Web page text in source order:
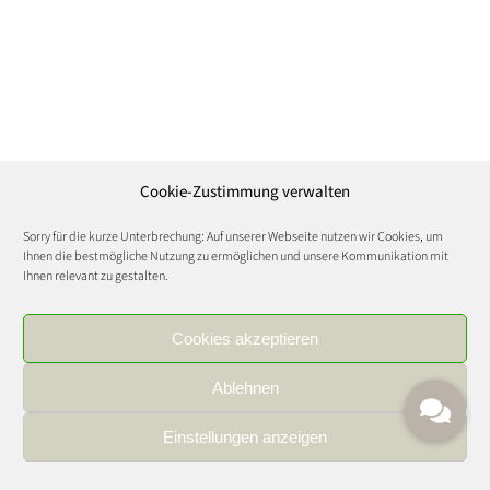
Cookie-Zustimmung verwalten
Sorry für die kurze Unterbrechung: Auf unserer Webseite nutzen wir Cookies, um
Ihnen die bestmögliche Nutzung zu ermöglichen und unsere Kommunikation mit
Ihnen relevant zu gestalten.
Cookies akzeptieren
Ablehnen
Einstellungen anzeigen
IMPRESSUM|DATENSCHUTZ|KARRIERE
FOOD AND WINE CULTURE © Copyright 2021 | All Rights Reserved